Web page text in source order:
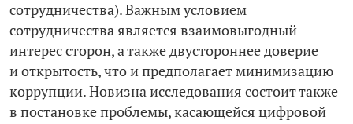
сотрудничества). Важным условием
сотрудничества является взаимовыгодный
интерес сторон, а также двустороннее доверие
и открытость, что и предполагает минимизацию
коррупции. Новизна исследования состоит также
в постановке проблемы, касающейся цифровой